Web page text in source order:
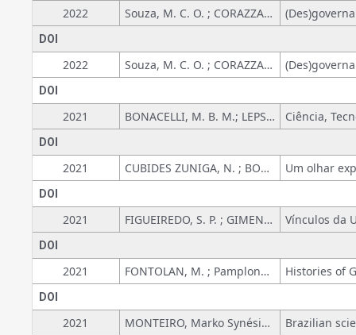
2022 Souza, M. C. O. ; CORAZZA, ROSANA I.
DOI
2022 Souza, M. C. O. ; CORAZZA, ROSANA ICASSATTI
DOI
2021 BONACELLI, M. B. M.; LEPSCH-CUNHA, NADJA
DOI
2021 CUBIDES ZUNIGA, N. ; BONACELLI, M. B. M.
DOI
2021 FIGUEIREDO, S. P. ; GIMENEZ, A. M. N. ; GAVIRA, M. O. ; BONACELLI, M. B. M.
DOI
2021 FONTOLAN, M. ; Pamplona da Costa, Janaina
DOI
2021 MONTEIRO, Marko Synésio Alves; Souza, Erica Renata de